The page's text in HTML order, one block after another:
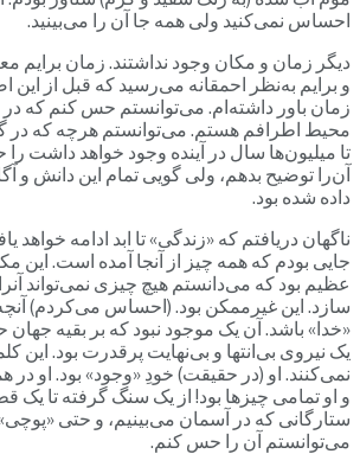
احساس نمی‌کنید ولی همه جا آن را می‌بینید.
دیگر زمان و مکان وجود نداشتند. زمان برایم
و برایم به‌نظر احمقانه می‌رسید که قبل از این
زمان باور داشته‌ام. می‌توانستم حس کنم که
محیط اطرافم هستم. می‌توانستم هرچه که در
تا میلیون‌ها سال در آینده وجود خواهد داشت
آن‌را توضیح بدهم، ولی گویی تمام این دانش و
داده شده بود.
ناگهان دریافتم که «زندگی» تا ابد ادامه خواهد
جایی بودم که همه چیز از آنجا آمده است. این
عظیم بود که می‌دانستم هیچ چیزی نمی‌تواند آنرا
سازد. این غیرممکن بود. (احساس می‌کردم) آنچه
«خدا» باشد. آن یک موجود نبود که بر بقیه جهان
یک نیروی بی‌انتها و بی‌نهایت پرقدرت بود. این
نمی‌کنند. او (در حقیقت) خودِ «وجود» بود. او
و او تمامی چیزها بود! از یک سنگ گرفته تا یک
ستارگانی که در آسمان می‌بینیم، و حتی
می‌توانستم آن را حس کنم.